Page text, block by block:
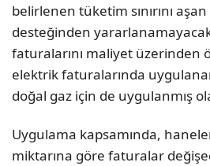
belirlenen tüketim sınırını
desteğinden
faturalarını maliyet üzerinden
elektrik faturalarında
doğal gaz için de uygulanmış
Uygulama kapsamında,
miktarına göre faturalar